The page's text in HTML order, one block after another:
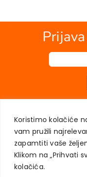
Koristimo kolačiće
vam pružili
zapamtiti vaše
Klikom na „Prihvati
kolačića.